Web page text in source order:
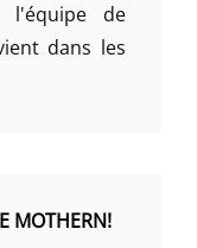
l'équipe de
dans les
MOTHERN!